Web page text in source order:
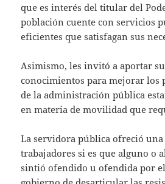
que es interés del titular del
población cuente con servicios
eficientes que satisfagan sus
Asimismo, les invitó a aportar
conocimientos para mejorar los
de la administración pública
en materia de movilidad que
La servidora pública ofreció una
trabajadores si es que alguno o
sintió ofendido u ofendida por